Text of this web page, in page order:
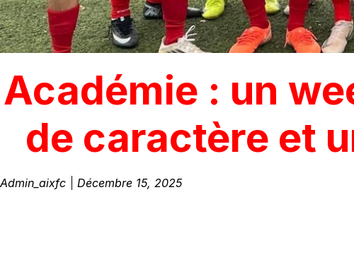
Académie : un
de caractère et
Admin_aixfc Décembre 15, 2025